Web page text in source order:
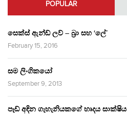
POPULAR
සෙක්ස් ඇන්ඩ් ලව් – බ්‍රා සහ ‘ලේ’
February 15, 2016
සම ලිංගිකයෝ
September 9, 2013
පෑඩ් අඳින ගැහැනියකගේ හෘදය සාක්ෂිය